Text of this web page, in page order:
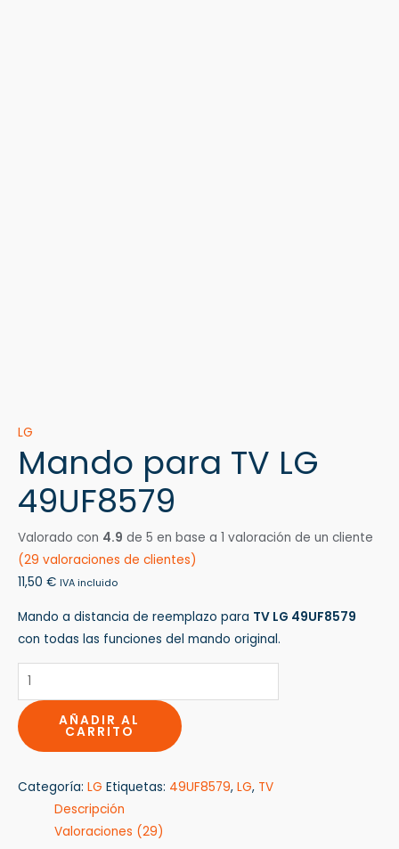
LG
Mando para TV LG
49UF8579
Valorado con 4.9 de 5 en base a 1 valoración de un cliente
(29 valoraciones de clientes)
11,50 € IVA incluido
Mando a distancia de reemplazo para TV LG 49UF8579
con todas las funciones del mando original.
AÑADIR AL
CARRITO
Categoría: LG Etiquetas: 49UF8579, LG, TV
Descripción
Valoraciones (29)